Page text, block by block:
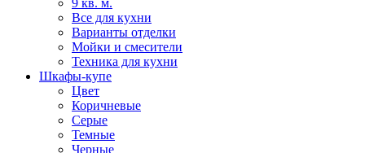
9 кв. м.
Все для кухни
Варианты отделки
Мойки и смесители
Техника для кухни
Шкафы-купе
Цвет
Коричневые
Серые
Темные
Черные